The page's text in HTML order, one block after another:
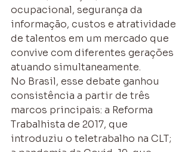
ocupacional, segurança da
informação, custos e atratividade
de talentos em um mercado que
convive com diferentes gerações
atuando simultaneamente.
No Brasil, esse debate ganhou
consistência a partir de três
marcos principais: a Reforma
Trabalhista de 2017, que
introduziu o teletrabalho na CLT;